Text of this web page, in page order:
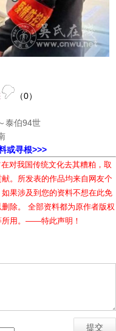
（0）
泰伯94世
或寻根>>>
对我国传统文化去其糟粕，取
。所发表的作品均来自网友个
果涉及到您的资料不想在此免
除。 全部资料都为原作者版权
所用。——特此声明！